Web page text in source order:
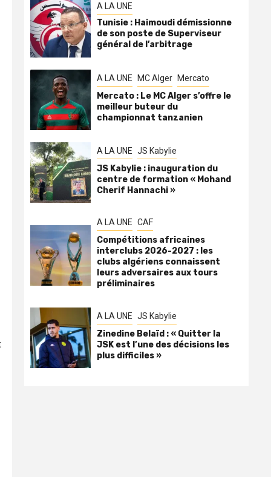
A LA UNE
Tunisie : Haimoudi démissionne
de son poste de Superviseur
général de l’arbitrage
A LA UNE MC Alger Mercato
Mercato : Le MC Alger s’offre le
meilleur buteur du
championnat tanzanien
A LA UNE JS Kabylie
JS Kabylie : inauguration du
centre de formation « Mohand
Cherif Hannachi »
A LA UNE CAF
Compétitions africaines
interclubs 2026-2027 : les
clubs algériens connaissent
leurs adversaires aux tours
préliminaires
A LA UNE JS Kabylie
Zinedine Belaïd : « Quitter la
JSK est l’une des décisions les
plus difficiles »